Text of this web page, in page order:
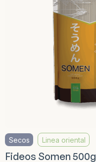
Secos Linea oriental
Fideos Somen 500g